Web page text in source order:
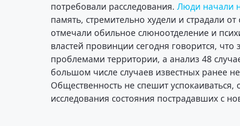
потребовали расследования.Люди начали
память, стремительно худели и страдали
отмечали обильное слюноотделение и
властей провинции сегодня говорится,
проблемами территории, а анализ 48
большом числе случаев известных ранее
Общественность не спешит
исследования состояния пострадавших с